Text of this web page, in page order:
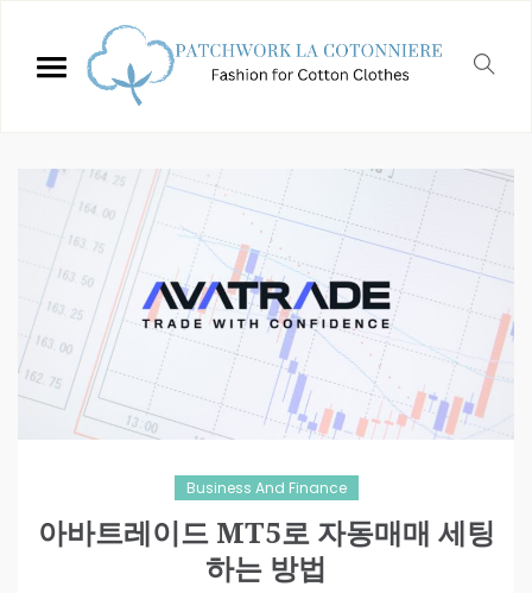
Business And Finance
아바트레이드 MT5로 자동매매 세팅
하는 방법